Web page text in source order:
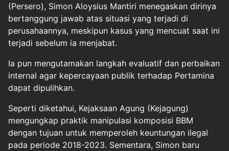
(Persero), Simon Aloysius Mantiri menegaskan dirinya
bertanggung jawab atas situasi yang terjadi di
perusahaannya, meskipun kasus yang mencuat saat ini
terjadi sebelum ia menjabat.
Ia pun mengutamakan langkah evaluatif dan perbaikan
internal agar kepercayaan publik terhadap Pertamina
dapat dipulihkan.
Seperti diketahui, Kejaksaan Agung (Kejagung)
mengungkap praktik manipulasi komposisi BBM
dengan tujuan untuk memperoleh keuntungan ilegal
pada periode 2018-2023. Sementara, Simon baru